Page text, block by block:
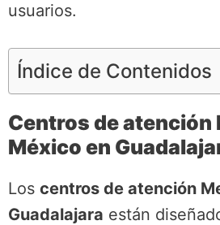
usuarios.
Índice de Contenidos
Centros de atención
México en
Los centros de atención
Guadalajara están